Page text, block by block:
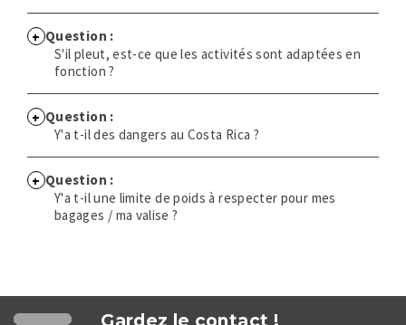
Question :
S'il pleut, est-ce que les activités sont adaptées en
fonction ?
Question :
Y'a t-il des dangers au Costa Rica ?
Question :
Y'a t-il une limite de poids à respecter pour mes
bagages / ma valise ?